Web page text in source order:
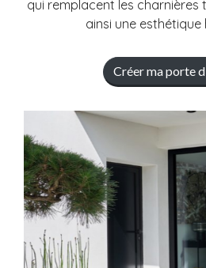
qui remplacent les charnières
ainsi une esthétique
Créer ma porte